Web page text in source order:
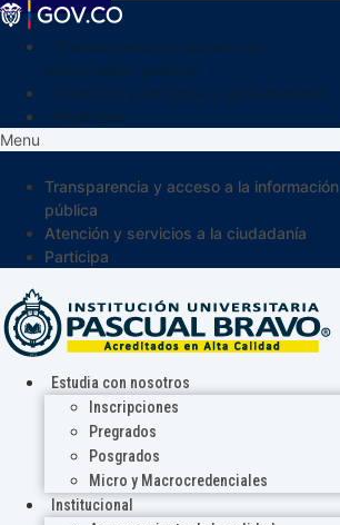
Menu
Transparencia y acceso a la información
pública
Atención y servicios a la ciudadanía
Participa
Estudia con nosotros
Inscripciones
Pregrados
Posgrados
Micro y Macrocredenciales
Institucional